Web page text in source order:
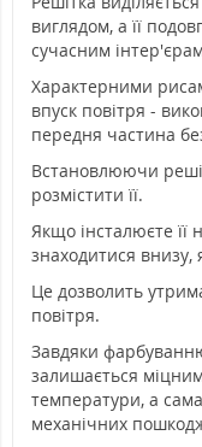
виглядом, а її
сучасним
Характерними
впуск повітря -
передня частина
Встановлюючи
розмістити її.
Якщо інсталюєте її
знаходитися внизу,
Це дозволить
повітря.
Завдяки
залишається міцним
температури, а
механічних